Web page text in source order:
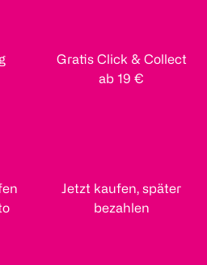
Gratis Click & Collect
ab 19 €
Jetzt kaufen, später
bezahlen